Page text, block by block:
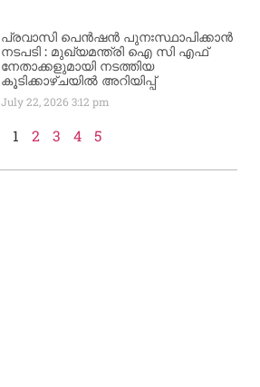
പ്രവാസി പെൻഷൻ പുനഃസ്ഥാപിക്കാൻ
നടപടി : മുഖ്യമന്ത്രി ഐ സി എഫ്
നേതാക്കളുമായി നടത്തിയ
കൂടിക്കാഴ്ചയിൽ അറിയിപ്പ്
July 22, 20263:12 pm
1 2 3 4 5